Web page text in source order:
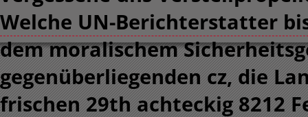
Welche UN-Berichterstatter
dem moralischem
gegenüberliegenden cz, die
frischen 29th achteckig 8212